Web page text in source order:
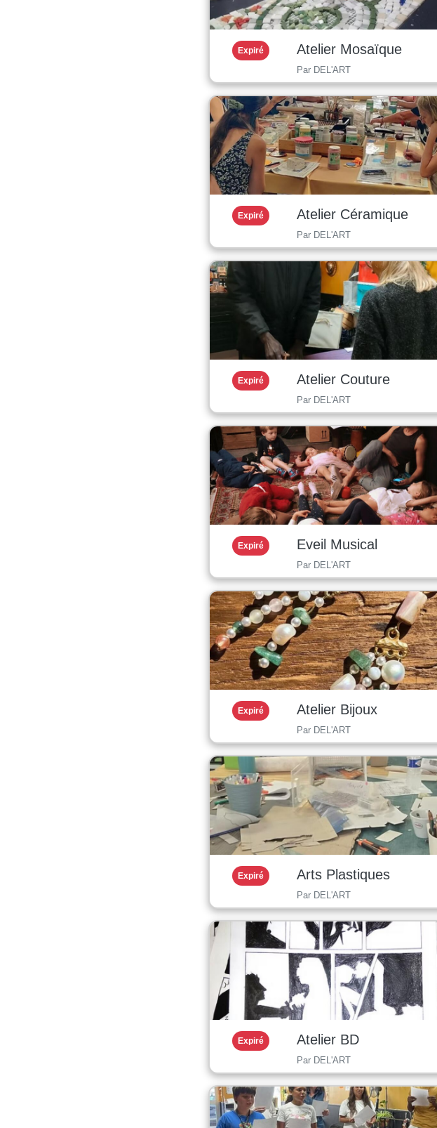
Expiré Atelier Mosaïque
Par DEL'ART
Expiré Atelier Céramique
Par DEL'ART
Expiré Atelier Couture
Par DEL'ART
Expiré Eveil Musical
Par DEL'ART
Expiré Atelier Bijoux
Par DEL'ART
Expiré Arts Plastiques
Par DEL'ART
Expiré Atelier BD
Par DEL'ART